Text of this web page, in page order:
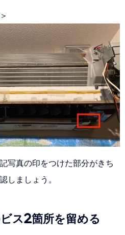
写真の印をつけた部分がきち
しましょう。
ス2箇所を留める